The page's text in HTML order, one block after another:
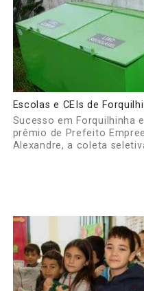
Escolas e CEIs de
Sucesso em Forquilhinha
prêmio de Prefeito
Alexandre, a coleta